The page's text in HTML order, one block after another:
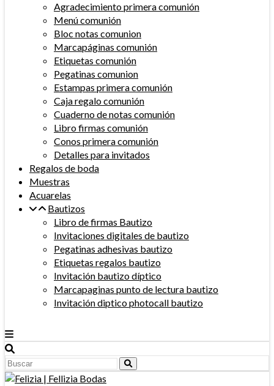
Agradecimiento primera comunión
Menú comunión
Bloc notas comunion
Marcapáginas comunión
Etiquetas comunión
Pegatinas comunion
Estampas primera comunión
Caja regalo comunión
Cuaderno de notas comunión
Libro firmas comunión
Conos primera comunión
Detalles para invitados
Regalos de boda
Muestras
Acuarelas
Bautizos
Libro de firmas Bautizo
Invitaciones digitales de bautizo
Pegatinas adhesivas bautizo
Etiquetas regalos bautizo
Invitación bautizo díptico
Marcapaginas punto de lectura bautizo
Invitación diptico photocall bautizo